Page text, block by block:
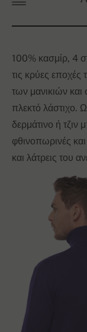
100% κασμίρ, 4
τις κρύες
των μανικιών
πλεκτό λάστιχο.
δερμάτινο ή τζιν
φθινοπωρινές
και λάτρεις του